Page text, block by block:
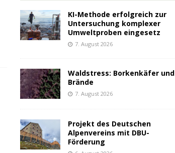
KI-Methode erfolgreich zur
Untersuchung komplexer
Umweltproben eingesetz
7. August 2026
Waldstress: Borkenkäfer und
Brände
7. August 2026
Projekt des Deutschen
Alpenvereins mit DBU-
Förderung